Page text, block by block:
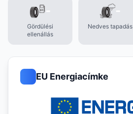
-
Gördülési
ellenállás
-
Nedves tapadás
EU Energiacímke